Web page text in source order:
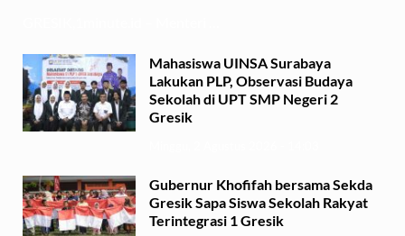
Mahasiswa UINSA Surabaya
Lakukan PLP, Observasi Budaya
Sekolah di UPT SMP Negeri 2
Gresik
Gubernur Khofifah bersama Sekda
Gresik Sapa Siswa Sekolah Rakyat
Terintegrasi 1 Gresik